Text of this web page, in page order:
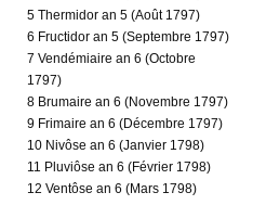
5 Thermidor an 5 (Août 1797)
6 Fructidor an 5 (Septembre 1797)
7 Vendémiaire an 6 (Octobre
1797)
8 Brumaire an 6 (Novembre 1797)
9 Frimaire an 6 (Décembre 1797)
10 Nivôse an 6 (Janvier 1798)
11 Pluviôse an 6 (Février 1798)
12 Ventôse an 6 (Mars 1798)